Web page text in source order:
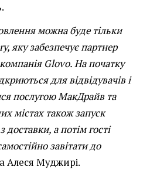
можна буде тільки
яку забезпечує партнер
Glovo. На початку
для відвідувачів і
послугою МакДрайв та
містах також запуск
доставки, а потім гості
завітати до
Алеся Муджирі.